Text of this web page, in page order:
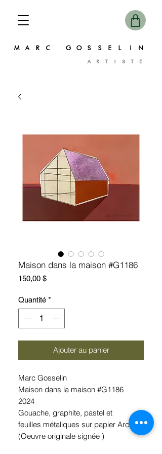
MARC GOSSELIN
ARTISTE
Maison dans la maison #G1186
150,00 $Prix
Quantité *
Ajouter au panier
Marc Gosselin
Maison dans la maison #G1186
2024
Gouache, graphite, pastel et
feuilles métaliques sur papier Arches
(Oeuvre originale signée )